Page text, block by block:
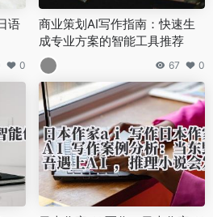
语
0
商业策划AI写作指南：快速生
成专业方案的智能工具推荐
67 0